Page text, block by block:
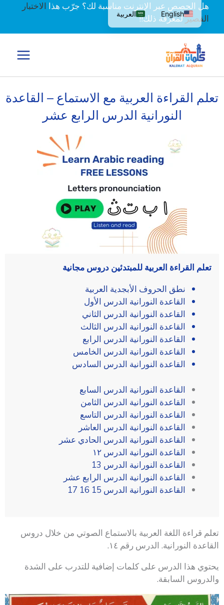
تخطي
المحتوى
هل الحصص عبر الإنترنت مناسبة لك؟ جرّب هذا الاختبار
القصيرلمعرفة ذلك!!
تعلم القراءة العربية مع الاستماع – القاعدة
النورانية الدرس الرابع عشر
تعلم القراءة العربية للمبتدئين دروس مجانية
نطق الحروف الأبجدية العربية
القاعدة النورانية الدرس الأول
القاعدة النورانية الدرس الثاني
القاعدة النورانية الدرس الثالث
القاعدة النورانية الدرس الرابع
القاعدة النورانية الدرس الخامس
القاعدة النورانية الدرس السادس
القاعدة النورانية الدرس السابع
القاعدة النورانية الدرس الثامن
القاعدة النورانية الدرس التاسع
القاعدة النورانية الدرس العاشر
القاعدة النورانية الدرس الحادي عشر
القاعدة النورانية الدرس ١٢
القاعدة النورانية الدرس 13
القاعدة النورانية الدرس الرابع عشر
القاعدة النورانية الدرس 15 16 17
تعلم قراءة اللغة العربية بالاستماع الصوتي من خلال دروس
القاعدة النورانية. الدرس رقم ١٤.
يحتوي هذا الدرس على كلمات إضافية للتدرب على الشدة
والدروس السابقة.
English العربية